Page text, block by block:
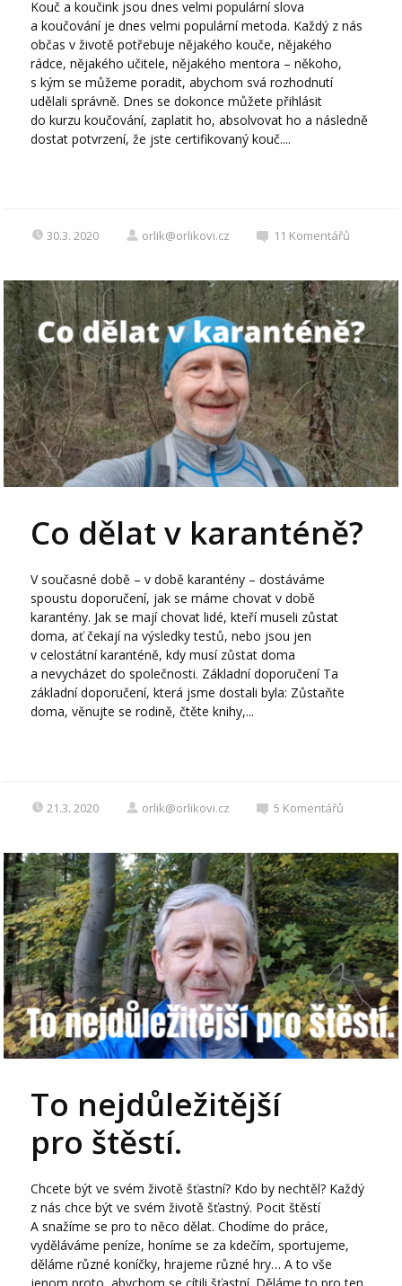
Kouč a koučink jsou dnes velmi populární slova
a koučování je dnes velmi populární metoda. Každý z nás
občas v životě potřebuje nějakého kouče, nějakého
rádce, nějakého učitele, nějakého mentora – někoho,
s kým se můžeme poradit, abychom svá rozhodnutí
udělali správně. Dnes se dokonce můžete přihlásit
do kurzu koučování, zaplatit ho, absolvovat ho a následně
dostat potvrzení, že jste certifikovaný kouč....
30.3. 2020 orlik@orlikovi.cz 11 Komentářů
Co dělat v karanténě?
V současné době – v době karantény – dostáváme
spoustu doporučení, jak se máme chovat v době
karantény. Jak se mají chovat lidé, kteří museli zůstat
doma, ať čekají na výsledky testů, nebo jsou jen
v celostátní karanténě, kdy musí zůstat doma
a nevycházet do společnosti. Základní doporučení Ta
základní doporučení, která jsme dostali byla: Zůstaňte
doma, věnujte se rodině, čtěte knihy,...
21.3. 2020 orlik@orlikovi.cz 5 Komentářů
To nejdůležitější
pro štěstí.
Chcete být ve svém životě šťastní? Kdo by nechtěl? Každý
z nás chce být ve svém životě šťastný. Pocit štěstí
A snažíme se pro to něco dělat. Chodíme do práce,
vyděláváme peníze, honíme se za kdečím, sportujeme,
děláme různé koníčky, hrajeme různé hry… A to vše